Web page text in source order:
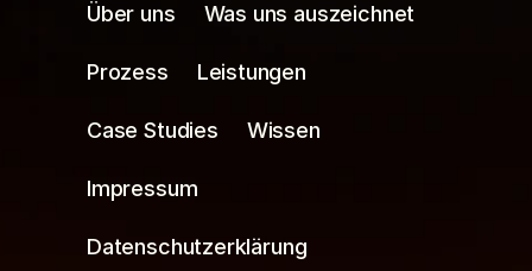
Über uns
Was uns auszeichnet
Prozess Leistungen
Case Studies Wissen
Impressum
Datenschutzerklärung